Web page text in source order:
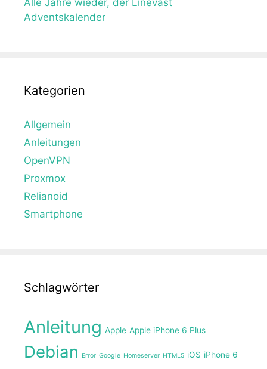
Adventskalender
Kategorien
Allgemein
Anleitungen
OpenVPN
Proxmox
Relianoid
Smartphone
Schlagwörter
Anleitung Apple Apple iPhone 6 Plus
Debian Error Google Homeserver HTML5 iOS iPhone 6